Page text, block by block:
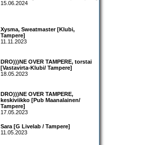
15.06.2024
Xysma, Sweatmaster [Klubi,
Tampere]
11.11.2023
DRO)))NE OVER TAMPERE, torstai
[Vastavirta-Klubi/ Tampere]
18.05.2023
DRO)))NE OVER TAMPERE,
keskiviikko [Pub Maanalainen/
Tampere]
17.05.2023
Sara [G Livelab / Tampere]
11.05.2023